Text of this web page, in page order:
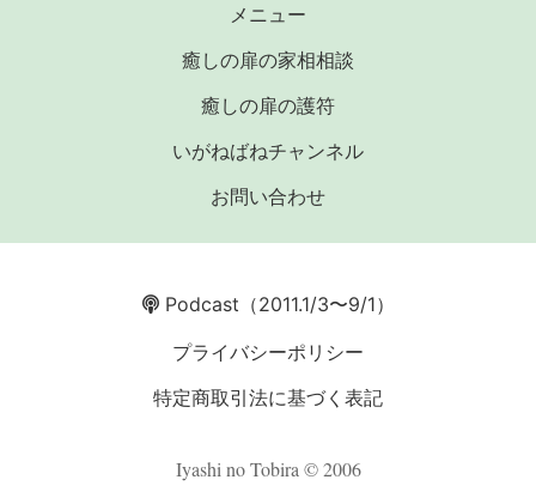
メニュー
癒しの扉の家相相談
癒しの扉の護符
いがねばねチャンネル
お問い合わせ
Podcast （2011.1/3〜9/1）
プライバシーポリシー
特定商取引法に基づく表記
Iyashi no Tobira © 2006